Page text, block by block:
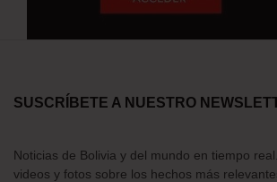
SUSCRÍBETE A NUESTRO
Noticias de Bolivia y del mundo en tiempo
videos y fotos sobre los hechos más